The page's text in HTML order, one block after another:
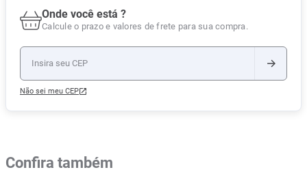
Onde você está ?
Calcule o prazo e valores de frete para sua compra.
Não sei meu CEP
Confira também